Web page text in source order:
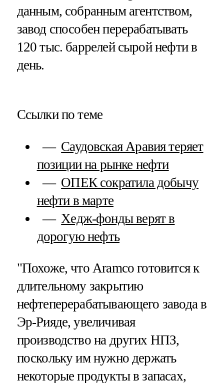
данным, собранным агентством,
завод способен перерабатывать
120 тыс. баррелей сырой нефти в
день.
Ссылки по теме
Саудовская Аравия теряет
позиции на рынке нефти
ОПЕК сократила добычу
нефти в марте
Хедж-фонды верят в
дорогую нефть
"Похоже, что Aramco готовится к
длительному закрытию
нефтеперерабатывающего завода в
Эр-Рияде, увеличивая
производство на других НПЗ,
поскольку им нужно держать
некоторые продукты в запасах,